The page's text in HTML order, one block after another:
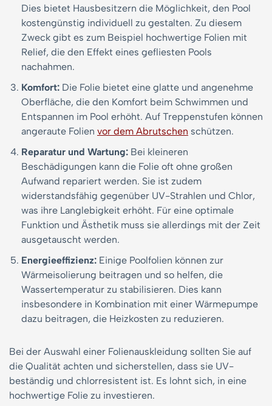
Dies bietet Hausbesitzern die Möglichkeit, den Pool
kostengünstig individuell zu gestalten. Zu diesem
Zweck gibt es zum Beispiel hochwertige Folien mit
Relief, die den Effekt eines gefliesten Pools
nachahmen.
Komfort: Die Folie bietet eine glatte und angenehme
Oberfläche, die den Komfort beim Schwimmen und
Entspannen im Pool erhöht. Auf Treppenstufen können
angeraute Folien vor dem Abrutschen schützen.
Reparatur und Wartung: Bei kleineren
Beschädigungen kann die Folie oft ohne großen
Aufwand repariert werden. Sie ist zudem
widerstandsfähig gegenüber UV-Strahlen und Chlor,
was ihre Langlebigkeit erhöht. Für eine optimale
Funktion und Ästhetik muss sie allerdings mit der Zeit
ausgetauscht werden.
Energieeffizienz: Einige Poolfolien können zur
Wärmeisolierung beitragen und so helfen, die
Wassertemperatur zu stabilisieren. Dies kann
insbesondere in Kombination mit einer Wärmepumpe
dazu beitragen, die Heizkosten zu reduzieren.
Bei der Auswahl einer Folienauskleidung sollten Sie auf
die Qualität achten und sicherstellen, dass sie UV-
beständig und chlorresistent ist. Es lohnt sich, in eine
hochwertige Folie zu investieren.